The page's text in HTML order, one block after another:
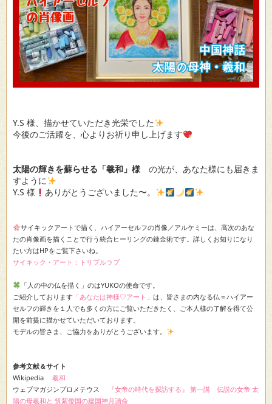
Y.S 様、描かせていただき光栄でした
今後のご活躍を、心よりお祈り申し上げます
太陽の輝きを蘇らせる「羲和」様 の光が、あなた様にも届きま
すように
Y.S 様
ありがとうございました〜。
サイキックアートで描く、ハイアーセルフの肖像／アルケミーは、高次のあな
たの肖像画を描くことで行う統合ヒーリングの錬金術です。詳しくお知りになり
たい方はHPをご覧下さいね。
サイキック・アート：トリプルラブ
「人の中の仏を描く」のはYUKOの使命です。
ご紹介しております 「あなたは神様♡アート」 は、皆さまの内なる仏＝ハイアー
セルフの輝きを１人でも多くの方にご覧いただきたく、ご本人様の了解を得て公
開を前提に描かせていただいております。
モデルの皆さま、ご協力をありがとうございます。
参考文献＆サイト
Wikipedia
羲和
ウェブマガジンプロメテウス
『女帝の時代を探訪する』 第一講 伝説の女帝 太
陽の母羲和と 筑紫倭国の建国神月讀命